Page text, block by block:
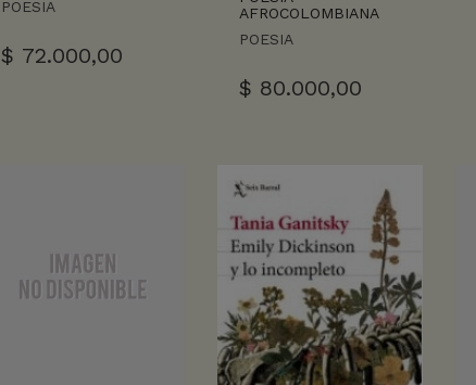
POESIA
$ 72.000,00
AFROCOLOMBIANA
POESIA
$ 80.000,00